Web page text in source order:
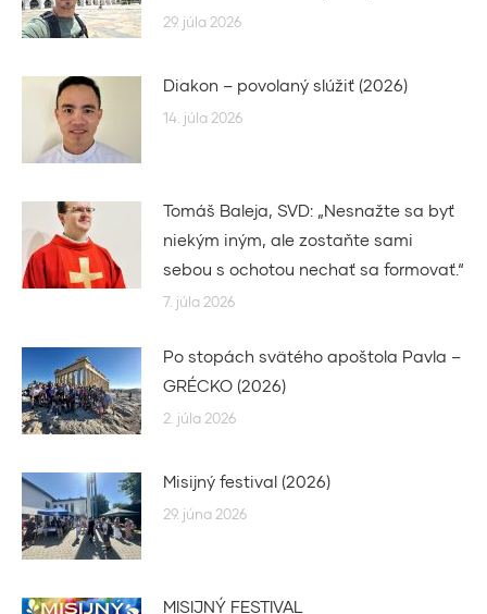
29. júla 2026
Diakon – povolaný slúžiť (2026)
14. júla 2026
Tomáš Baleja, SVD: „Nesnažte sa byť
niekým iným, ale zostaňte sami
sebou s ochotou nechať sa formovať.“
7. júla 2026
Po stopách svätého apoštola Pavla –
GRÉCKO (2026)
2. júla 2026
Misijný festival (2026)
29. júna 2026
MISIJNÝ FESTIVAL